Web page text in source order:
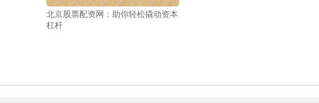
北京股票配资网：助你轻松撬动资本
杠杆